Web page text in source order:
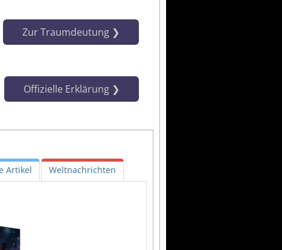
Zur Traum­deutung
Offizielle Erklärung
Artikel Weltnachrichten